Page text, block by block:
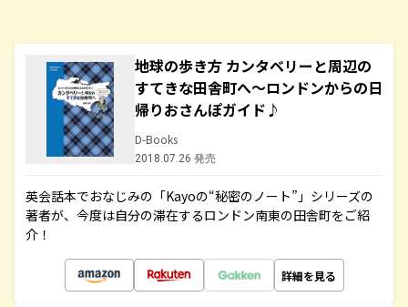
地球の歩き方 カンタベリーと周辺の
すてきな田舎町へ～ロンドンからの日
帰りおさんぽガイド♪
D-Books
2018.07.26 発売
英会話本でおなじみの「Kayoの“秘密のノート”」シリーズの
著者が、今度は自分の滞在するロンドン南東の田舎町をご紹
介！
詳細を見る